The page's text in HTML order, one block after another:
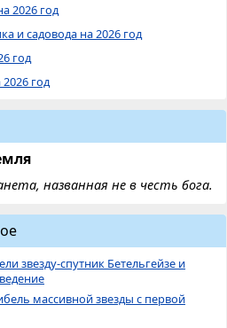
2026 год
и садовода на 2026 год
год
год
названная не в честь бога.
звезду-спутник Бетельгейзе и
массивной звезды с первой